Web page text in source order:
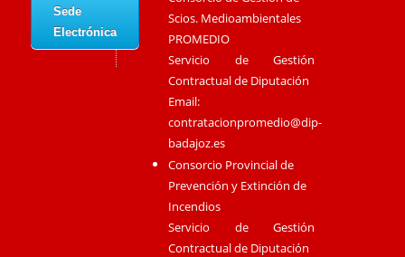
Sede
Electrónica
Scios. Medioambientales
PROMEDIO
Servicio de Gestión
Contractual de Diputación
Email:
contratacionpromedio@dip-
badajoz.es
Consorcio Provincial de
Prevención y Extinción de
Incendios
Servicio de Gestión
Contractual de Diputación